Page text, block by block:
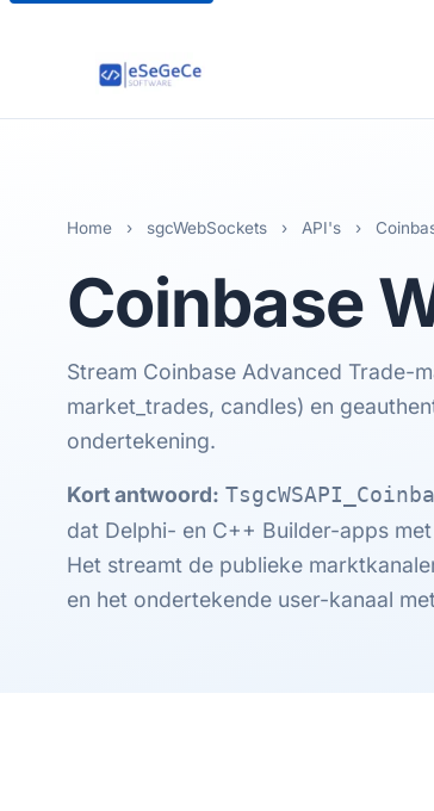
Home › sgcWebSockets › API's ›
Coinbase
Stream Coinbase Advanced Trade-
market_trades, candles) en
ondertekening.
Kort antwoord:
dat Delphi- en C++ Builder-apps
Het streamt de publieke
en het ondertekende user-kanaal